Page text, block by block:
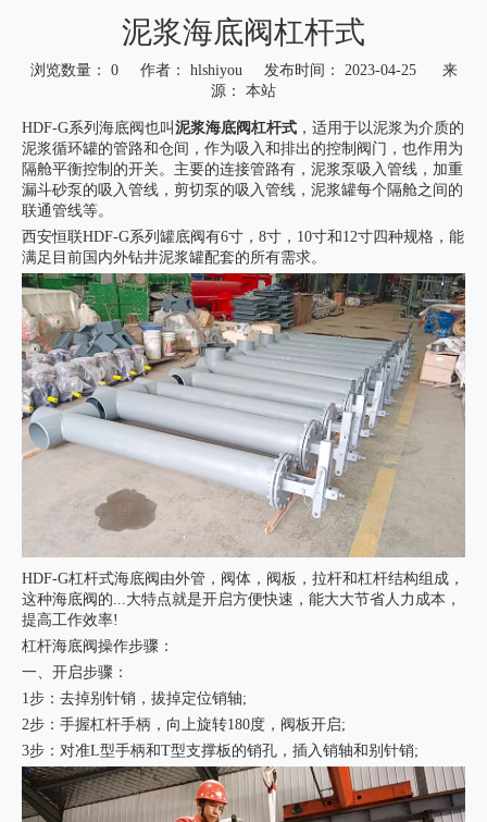
泥浆海底阀杠杆式
浏览数量： 0作者： hlshiyou 发布时间： 2023-04-25 来
源： 本站
["wechat","weibo","qzone","douban","email"]
HDF-G系列海底阀也叫 泥浆海底阀杠杆式 ，适用于以泥浆为介质的
泥浆循环罐的管路和仓间，作为吸入和排出的控制阀门，也作用为
隔舱平衡控制的开关。主要的连接管路有，泥浆泵吸入管线，加重
漏斗砂泵的吸入管线，剪切泵的吸入管线，泥浆罐每个隔舱之间的
联通管线等。
西安恒联HDF-G系列罐底阀有6寸，8寸，10寸和12寸四种规格，能
满足目前国内外钻井泥浆罐配套的所有需求。
HDF-G杠杆式海底阀由外管，阀体，阀板，拉杆和杠杆结构组成，
这种海底阀的...大特点就是开启方便快速，能大大节省人力成本，
提高工作效率!
杠杆海底阀操作步骤：
一、开启步骤：
1步：去掉别针销，拔掉定位销轴;
2步：手握杠杆手柄，向上旋转180度，阀板开启;
3步：对准L型手柄和T型支撑板的销孔，插入销轴和别针销;